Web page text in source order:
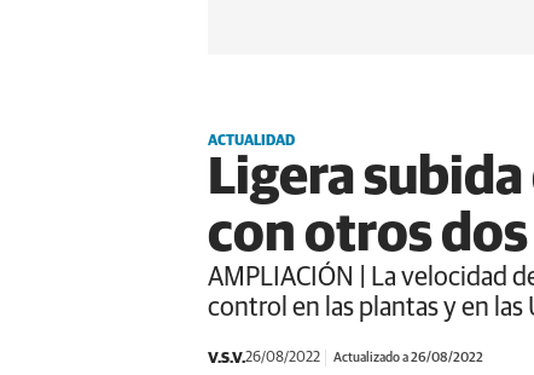
ACTUALIDAD
Ligera
con otros
AMPLIACIÓN | La velocidad
control en las plantas y en las
V.S.V.26/08/2022 Actualizado a 26/08/2022